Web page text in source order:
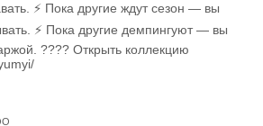
⚡ Пока другие ждут сезон — вы
⚡ Пока другие демпингуют — вы
???? Открыть коллекцию